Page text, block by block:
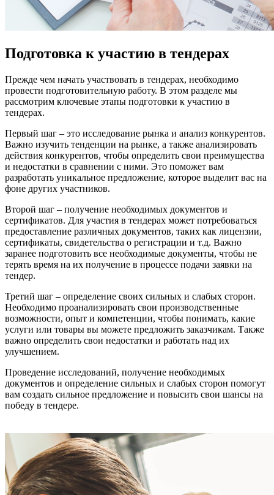
Подготовка к участию в тендерах
Прежде чем начать участвовать в тендерах, необходимо
провести подготовительную работу. В этом разделе мы
рассмотрим ключевые этапы подготовки к участию в
тендерах.
Первый шаг – это исследование рынка и анализ конкурентов.
Важно изучить тенденции на рынке, а также анализировать
действия конкурентов, чтобы определить свои преимущества
и недостатки в сравнении с ними. Это поможет вам
разработать уникальное предложение, которое выделит вас на
фоне других участников.
Второй шаг – получение необходимых документов и
сертификатов. Для участия в тендерах может потребоваться
предоставление различных документов, таких как лицензии,
сертификаты, свидетельства о регистрации и т.д. Важно
заранее подготовить все необходимые документы, чтобы не
терять время на их получение в процессе подачи заявки на
тендер.
Третий шаг – определение своих сильных и слабых сторон.
Необходимо проанализировать свои производственные
возможности, опыт и компетенции, чтобы понимать, какие
услуги или товары вы можете предложить заказчикам. Также
важно определить свои недостатки и работать над их
улучшением.
Проведение исследований, получение необходимых
документов и определение сильных и слабых сторон помогут
вам создать сильное предложение и повысить свои шансы на
победу в тендере.